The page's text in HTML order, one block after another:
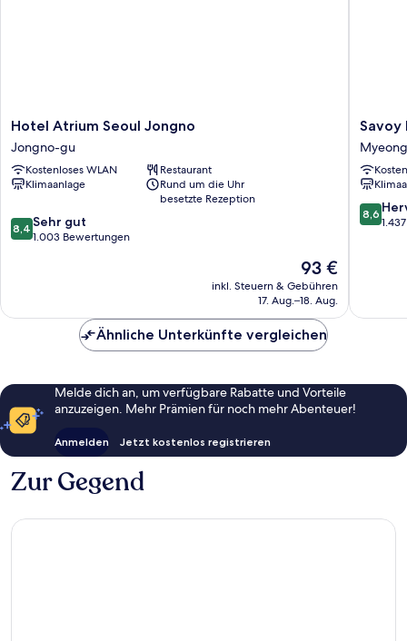
Hotel
Atrium
Seoul
Jongno
Jongno-
Hotel Atrium Seoul Jongno
Jongno-gu
Kostenloses WLAN
Restaurant
Klimaanlage
Rund um die Uhr
besetzte Rezeption
8.4
von
Bewertungen
8,4 Sehr gut
1.003 Bewertungen
Der
Preis
beträgt
93 €
inkl. Steuern & Gebühren
17. Aug.–18. Aug.
Savoy
Hotel
dong
Savoy
8.6
von
8,6
Ähnliche Unterkünfte vergleichen
Melde dich an, um verfügbare Rabatte und Vorteile
anzuzeigen. Mehr Prämien für noch mehr Abenteuer!
Anmelden Jetzt kostenlos registrieren
Zur Gegend